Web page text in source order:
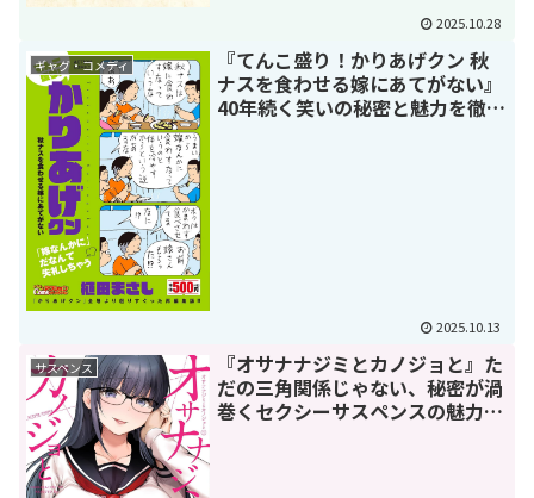
2025.10.28
ギャグ・コメディ
『てんこ盛り！かりあげクン 秋
ナスを食わせる嫁にあてがない』
40年続く笑いの秘密と魅力を徹底
2025.10.13
サスペンス
『オサナナジミとカノジョと』た
だの三角関係じゃない、秘密が渦
巻くセクシーサスペンスの魅力と